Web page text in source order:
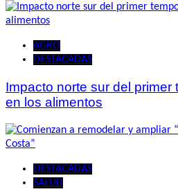
AGRO
DESTACADAS
Impacto norte sur del primer
en los alimentos
DESTACADAS
SALUD